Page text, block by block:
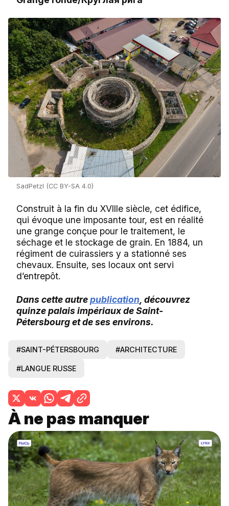
SadPetzl (CC BY-SA 4.0)
Construit à la fin du XVIIIe siècle, cet édifice,
qui évoque une imposante tour, est en réalité
une grange conçue pour le traitement, le
séchage et le stockage de grain. En 1884, un
régiment de cuirassiers y a stationné ses
chevaux. Ensuite, ses locaux ont servi
d’entrepôt.
Dans cette autrepublication , découvrez
quinze palais impériaux de Saint-
Pétersbourg et de ses environs.
#SAINT-PÉTERSBOURG #ARCHITECTURE
#LANGUE RUSSE
À ne pas manquer